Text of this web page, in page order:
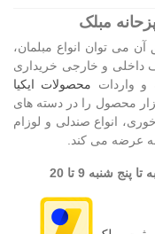
مبلک
می توان انواع مبلمان،
داخلی و خارجی خریداری
واردات محصولات ایکیا
این کمپانی سوئدی بیش از 12000 هزار محصول را در دسته های
انواع صندلی و لوزام
عرضه می کند.